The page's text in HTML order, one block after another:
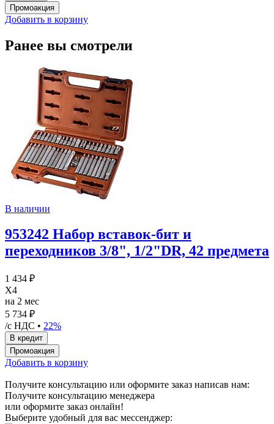
Добавить в корзину
Ранее вы смотрели
В наличии
953242 Набор вставок-бит и
переходников 3/8", 1/2"DR, 42 предмета
1 434 ₽
X4
на 2 мес
5 734 ₽
/с НДС • 22%
Добавить в корзину
Получите консультацию или оформите заказ написав нам:
Получите консультацию менеджера
или оформите заказ онлайн!
Выберите удобный для вас мессенджер: